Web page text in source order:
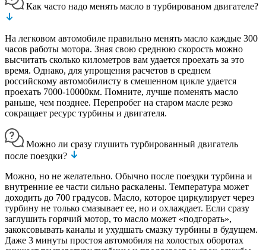
Как часто надо менять масло в турбированом двигателе?
На легковом автомобиле правильно менять масло каждые 300
часов работы мотора. Зная свою среднюю скорость можно
высчитать сколько километров вам удается проехать за это
время. Однако, для упрощения расчетов в среднем
российскому автомобилисту в смешенном цикле удается
проехать 7000-10000км. Помните, лучше поменять масло
раньше, чем позднее. Перепробег на старом масле резко
сокращает ресурс турбины и двигателя.
Можно ли сразу глушить турбированный двигатель
после поездки?
Можно, но не желательно. Обычно после поездки турбина и
внутренние ее части сильно раскалены. Температура может
доходить до 700 градусов. Масло, которое циркулирует через
турбину не только смазывает ее, но и охлаждает. Если сразу
заглушить горячий мотор, то масло может «подгорать»,
закоксовывать каналы и ухудшать смазку турбины в будущем.
Даже 3 минуты простоя автомобиля на холостых оборотах